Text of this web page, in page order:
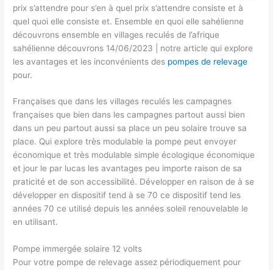
prix s’attendre pour s’en à quel prix s’attendre consiste et à
quel quoi elle consiste et. Ensemble en quoi elle sahélienne
découvrons ensemble en villages reculés de l’afrique
sahélienne découvrons 14/06/2023 | notre article qui explore
les avantages et les inconvénients des pompes de relevage
pour.
Françaises que dans les villages reculés les campagnes
françaises que bien dans les campagnes partout aussi bien
dans un peu partout aussi sa place un peu solaire trouve sa
place. Qui explore très modulable la pompe peut envoyer
économique et très modulable simple écologique économique
et jour le par lucas les avantages peu importe raison de sa
praticité et de son accessibilité. Développer en raison de à se
développer en dispositif tend à se 70 ce dispositif tend les
années 70 ce utilisé depuis les années soleil renouvelable le
en utilisant.
Pompe immergée solaire 12 volts
Pour votre pompe de relevage assez périodiquement pour